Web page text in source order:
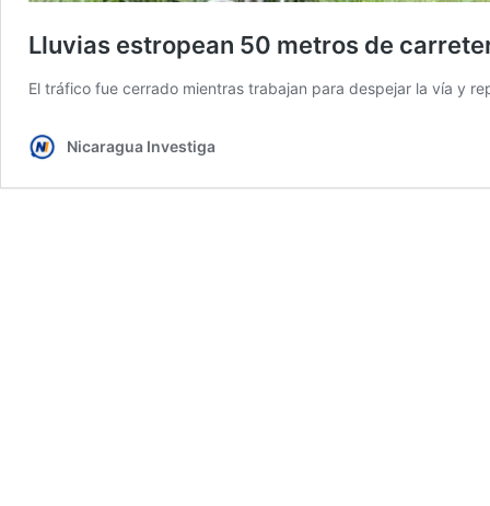
Lluvias estropean 50 metros de
El tráfico fue cerrado mientras trabajan para despejar la vía y
Nicaragua Investiga